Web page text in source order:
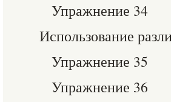
Упражнение 34
Использование
Упражнение 35
Упражнение 36